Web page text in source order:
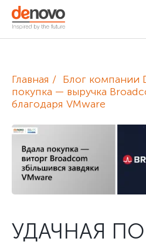
De Novo
Блог
Контакты
+380-44-200-93-39
Главная Блог компании
покупка — выручка
благодаря VMware
УДАЧНАЯ